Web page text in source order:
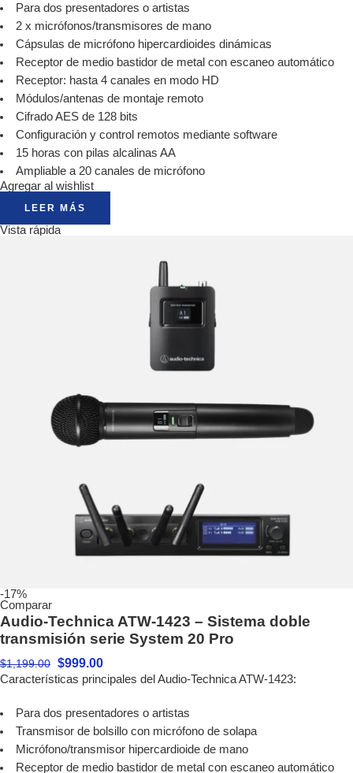
Para dos presentadores o artistas
2 x micrófonos/transmisores de mano
Cápsulas de micrófono hipercardioides dinámicas
Receptor de medio bastidor de metal con escaneo automático
Receptor: hasta 4 canales en modo HD
Módulos/antenas de montaje remoto
Cifrado AES de 128 bits
Configuración y control remotos mediante software
15 horas con pilas alcalinas AA
Ampliable a 20 canales de micrófono
Agregar al wishlist
LEER MÁS
Vista rápida
-17%
Comparar
Audio-Technica ATW-1423 – Sistema doble
transmisión serie System 20 Pro
$1,199.00 $999.00
Características principales del Audio-Technica ATW-1423:
Para dos presentadores o artistas
Transmisor de bolsillo con micrófono de solapa
Micrófono/transmisor hipercardioide de mano
Receptor de medio bastidor de metal con escaneo automático